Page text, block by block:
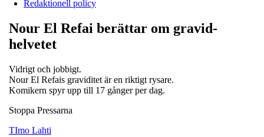
Redaktionell policy
Nour El Refai berättar om gravid-
helvetet
Vidrigt och jobbigt.
Nour El Refais graviditet är en riktigt rysare.
Komikern spyr upp till 17 gånger per dag.
Stoppa Pressarna
TImo Lahti